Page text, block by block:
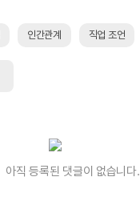
인간관계 직업 조언
아직 등록된 댓글이 없습니다.